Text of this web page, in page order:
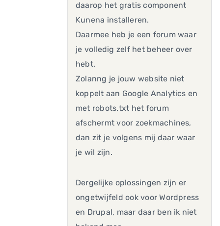
daarop het gratis component
Kunena installeren.
Daarmee heb je een forum waar
je volledig zelf het beheer over
hebt.
Zolanng je jouw website niet
koppelt aan Google Analytics en
met robots.txt het forum
afschermt voor zoekmachines,
dan zit je volgens mij daar waar
je wil zijn.
Dergelijke oplossingen zijn er
ongetwijfeld ook voor Wordpress
en Drupal, maar daar ben ik niet